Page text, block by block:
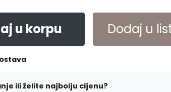
u korpu Dodaj u
ili želite najbolju cijenu?